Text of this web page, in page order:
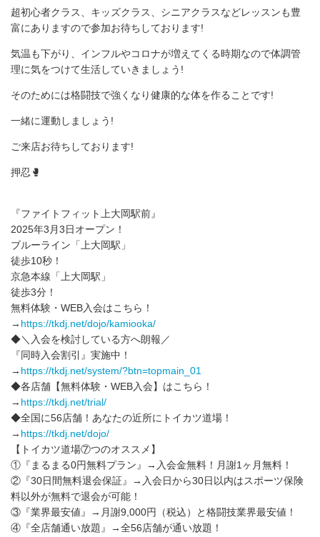
超初心者クラス、キッズクラス、シニアクラスなどレッスンも豊
富にありますので参加お待ちしております!
気温も下がり、インフルやコロナが増えてくる時期なので体調管
理に気をつけて生活していきましょう!
そのためには格闘技で強くなり健康的な体を作ることです!
一緒に運動しましょう!
ご来店お待ちしております!
押忍🥊
『ファイトフィット上大岡駅前』
2025年3月3日オープン！
ブルーライン「上大岡駅」
徒歩10秒！
京急本線「上大岡駅」
徒歩3分！
無料体験・WEB入会はこちら！
→ https://tkdj.net/dojo/kamiooka/
◆＼入会を検討している方へ朗報／
『同時入会割引』実施中！
→ https://tkdj.net/system/?btn=topmain_01
◆各店舗【無料体験・WEB入会】はこちら！
→ https://tkdj.net/trial/
◆全国に56店舗！あなたの近所にトイカツ道場！
→ https://tkdj.net/dojo/
【トイカツ道場⑦つのオススメ】
①『まるまる0円無料プラン』→入会金無料！月謝1ヶ月無料！
②『30日間無料退会保証』→入会日から30日以内はスポーツ保険
料以外が無料で退会が可能！
③『業界最安値』→月謝9,000円（税込）と格闘技業界最安値！
④『全店舗通い放題』→全56店舗が通い放題！